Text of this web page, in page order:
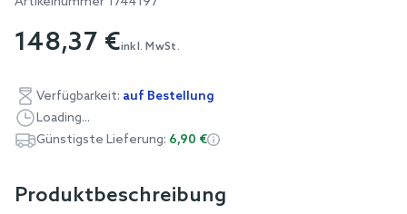
the
gallery
148,37 €inkl. MwSt.
Verfügbarkeit: auf Bestellung
Loading...
Günstigste Lieferung: 6,90 €
Produktbeschreibung